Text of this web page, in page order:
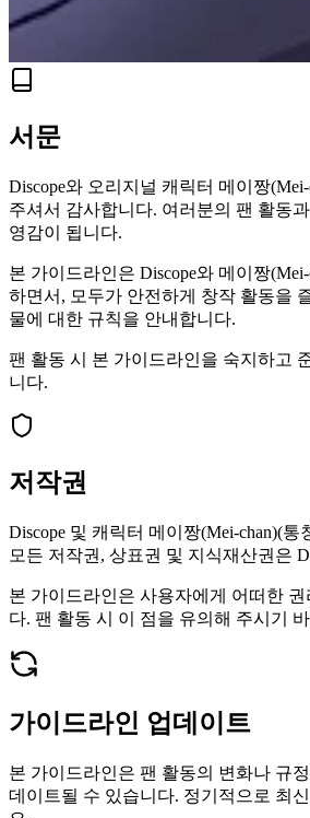
서문
Discope와 오리지널 캐릭터 메이짱
주셔서 감사합니다. 여러분의 팬 활동
영감이 됩니다.
본 가이드라인은 Discope와 메이짱
하면서, 모두가 안전하게 창작 활동을
물에 대한 규칙을 안내합니다.
팬 활동 시 본 가이드라인을 숙지하고
니다.
저작권
Discope 및 캐릭터 메이짱(Mei-chan)(
모든 저작권, 상표권 및 지식재산권은
본 가이드라인은 사용자에게 어떠한 권
다. 팬 활동 시 이 점을 유의해 주시기
가이드라인 업데이트
본 가이드라인은 팬 활동의 변화나 규
데이트될 수 있습니다. 정기적으로 최